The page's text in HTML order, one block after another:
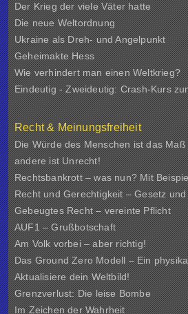
Der Krieg der viele Väter hatte
Die neue Weltordnung
Ukraine als Dreh- und Angelpunkt
Geheimakte Hess
Wie verhindert man einen Weltkrieg?
Eindeutig - Zweideutig: Crash-Kurs
Recht & Meinungsfreiheit
Die Würde des Menschen ist das
andere ist Unrecht!
Rechtsbankrott – was nun? Mit
Recht und Gerechtigkeit – Gesetz
Gebeugtes Recht – vereinte Pflicht
AUF1 – Grußbotschaft
Am Volk vorbei – aber richtig!
Das Ground Zero Modell – Ein
Aktualisiere dein Weltbild!
Grenzverlust: Die leise Bombe
Im Zeichen der Wahrheit